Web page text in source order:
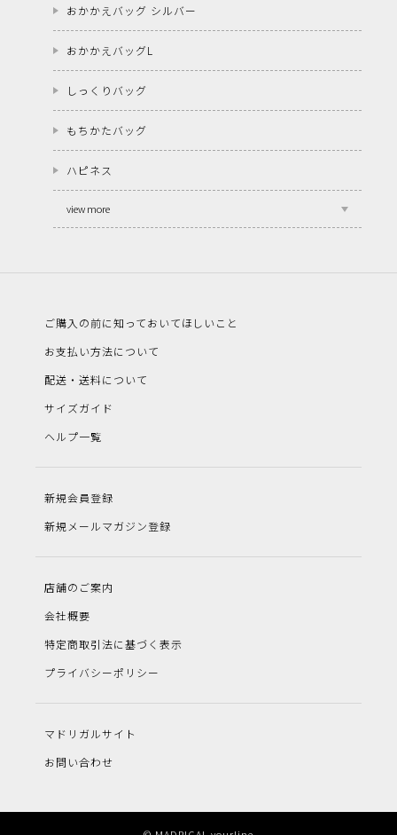
おかかえバッグ シルバー
おかかえバッグL
しっくりバッグ
もちかたバッグ
ハピネス
view more
ご購入の前に知っておいてほしいこと
お支払い方法について
配送・送料について
サイズガイド
ヘルプ一覧
新規会員登録
新規メールマガジン登録
店舗のご案内
会社概要
特定商取引法に基づく表示
プライバシーポリシー
マドリガルサイト
お問い合わせ